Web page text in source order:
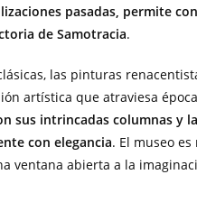
pasadas, permite
de Samotracia.
las pinturas
artística que atraviesa
sus intrincadas columnas y
con elegancia. El museo
ventana abierta a la